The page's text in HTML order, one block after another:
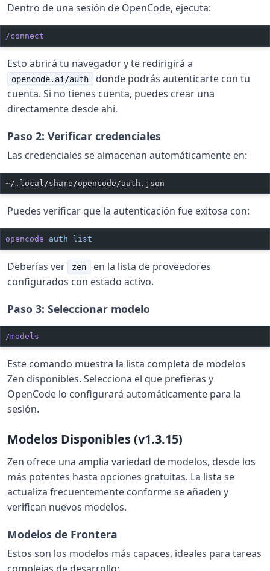
Dentro de una sesión de OpenCode, ejecuta:
/connect
Esto abrirá tu navegador y te redirigirá a
opencode.ai/auth
donde podrás autenticarte con tu
cuenta. Si no tienes cuenta, puedes crear una
directamente desde ahí.
Paso 2: Verificar credenciales
Las credenciales se almacenan automáticamente en:
~/.local/share/opencode/auth.json
Puedes verificar que la autenticación fue exitosa con:
opencode auth list
Deberías ver zen
en la lista de proveedores
configurados con estado activo.
Paso 3: Seleccionar modelo
/models
Este comando muestra la lista completa de modelos
Zen disponibles. Selecciona el que prefieras y
OpenCode lo configurará automáticamente para la
sesión.
Modelos Disponibles (v1.3.15)
Zen ofrece una amplia variedad de modelos, desde los
más potentes hasta opciones gratuitas. La lista se
actualiza frecuentemente conforme se añaden y
verifican nuevos modelos.
Modelos de Frontera
Estos son los modelos más capaces, ideales para tareas